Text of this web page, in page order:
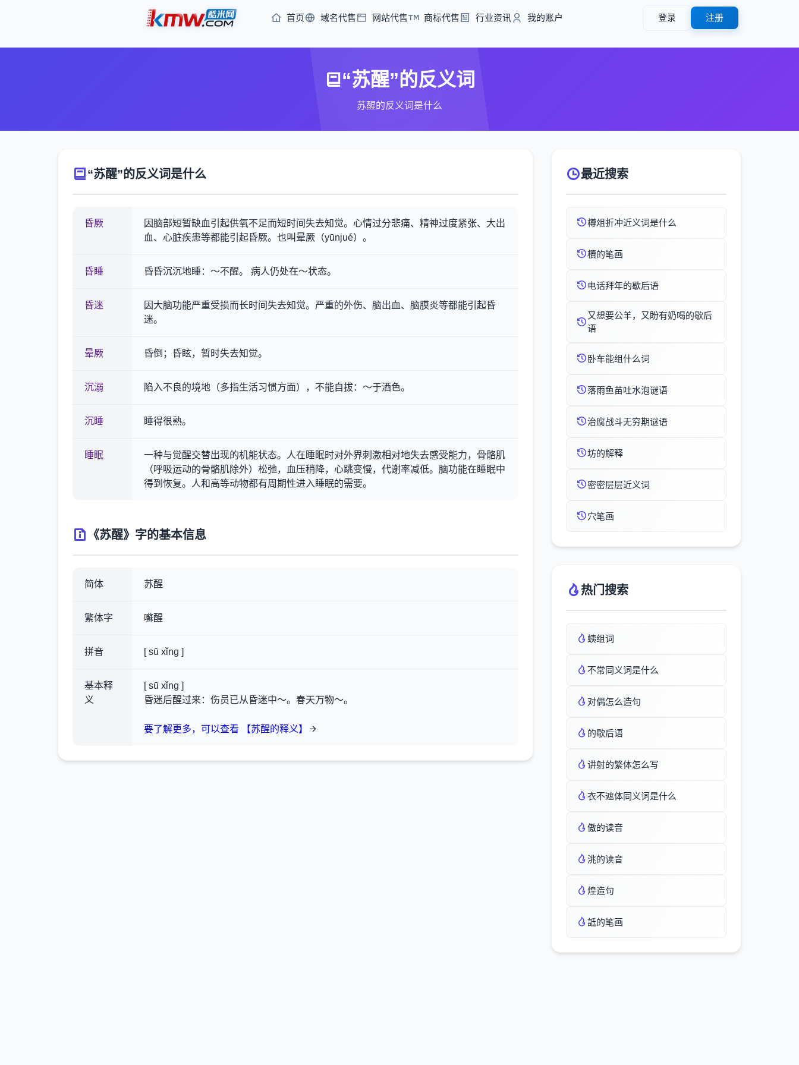
首页 域名代售 网站代售 商标代售 行业资讯 我的账户 登录 注册
“苏醒”的反义词
苏醒的反义词是什么
“苏醒”的反义词是什么
昏厥
因脑部短暂缺血引起供氧不足而短时间失去知觉。心情过分悲痛、精神过度紧张、大出
血、心脏疾患等都能引起昏厥。也叫晕厥（yūnjué）。
昏睡 昏昏沉沉地睡：～不醒。 病人仍处在～状态。
昏迷
因大脑功能严重受损而长时间失去知觉。严重的外伤、脑出血、脑膜炎等都能引起昏
迷。
晕厥 昏倒；昏眩，暂时失去知觉。
沉溺 陷入不良的境地（多指生活习惯方面），不能自拔：～于酒色。
沉睡 睡得很熟。
睡眠
一种与觉醒交替出现的机能状态。人在睡眠时对外界刺激相对地失去感受能力，骨骼肌
（呼吸运动的骨骼肌除外）松弛，血压稍降，心跳变慢，代谢率减低。脑功能在睡眠中
得到恢复。人和高等动物都有周期性进入睡眠的需要。
《苏醒》字的基本信息
简体 苏醒
繁体字 囌醒
拼音 [ sū xǐng ]
基本释
义
[ sū xǐng ]
昏迷后醒过来：伤员已从昏迷中～。春天万物～。
要了解更多，可以查看 【苏醒的释义】
最近搜索
樽俎折冲近义词是什么
櫝的笔画
电话拜年的歇后语
又想要公羊，又盼有奶喝的歇后
语
卧车能组什么词
落雨鱼苗吐水泡谜语
治腐战斗无穷期谜语
坊的解释
密密层层近义词
穴笔画
热门搜索
蛦组词
不常同义词是什么
对偶怎么造句
的歇后语
讲射的繁体怎么写
衣不遮体同义词是什么
傲的读音
洮的读音
煌造句
詆的笔画